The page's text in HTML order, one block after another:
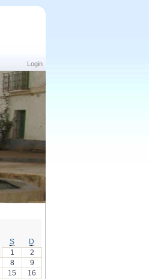
Login
S
D
1
2
8
9
15
16